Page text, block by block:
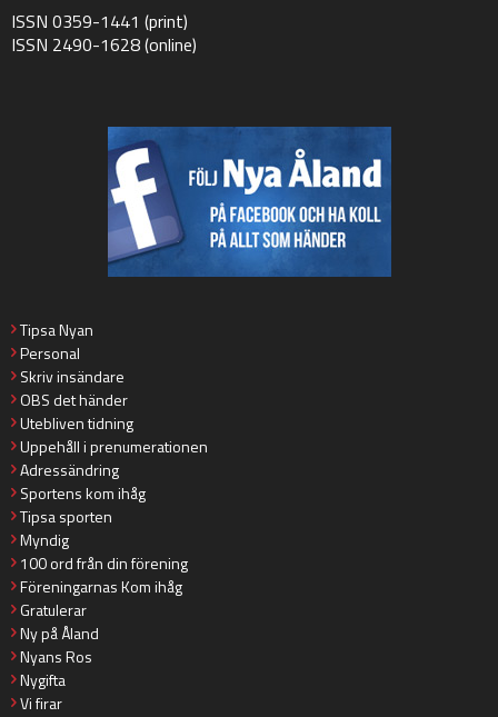
ISSN 0359-1441 (print)
ISSN 2490-1628 (online)
Tipsa Nyan
Personal
Skriv insändare
OBS det händer
Utebliven tidning
Uppehåll i prenumerationen
Adressändring
Sportens kom ihåg
Tipsa sporten
Myndig
100 ord från din förening
Föreningarnas Kom ihåg
Gratulerar
Ny på Åland
Nyans Ros
Nygifta
Vi firar